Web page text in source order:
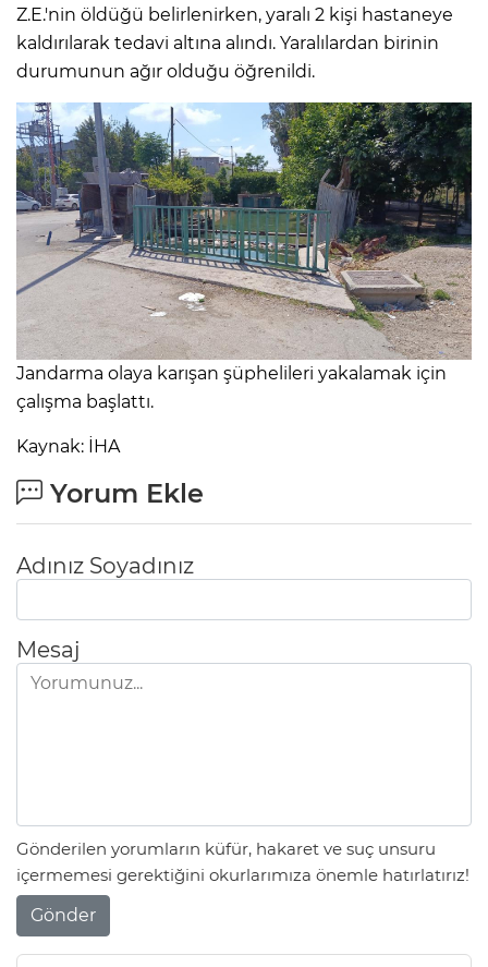
Z.E.'nin öldüğü belirlenirken, yaralı 2 kişi hastaneye
kaldırılarak tedavi altına alındı. Yaralılardan birinin
durumunun ağır olduğu öğrenildi.
Jandarma olaya karışan şüphelileri yakalamak için
çalışma başlattı.
Kaynak: İHA
Yorum Ekle
Adınız Soyadınız
Mesaj
Gönderilen yorumların küfür, hakaret ve suç unsuru
içermemesi gerektiğini okurlarımıza önemle hatırlatırız!
Gönder